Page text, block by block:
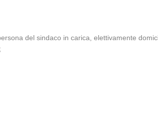
del sindaco in carica, elettivamente